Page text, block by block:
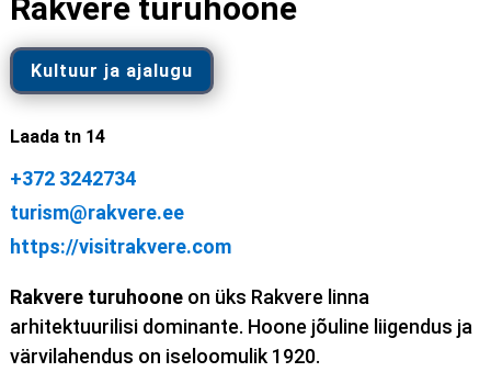
Rakvere turuhoone
Kultuur ja ajalugu
Laada tn 14
+372 3242734
turism@rakvere.ee
https://visitrakvere.com
Rakvere turuhooneon üks Rakvere linna
arhitektuurilisi dominante. Hoone jõuline liigendus ja
värvilahendus on iseloomulik 1920.